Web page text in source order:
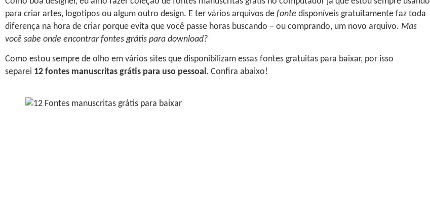
para criar artes, logotipos ou algum outro design. E ter vários arquivos de fonte disponíveis gratuitamente faz toda
diferença na hora de criar porque evita que você passe horas buscando – ou comprando, um novo arquivo. Mas
você sabe onde encontrar fontes grátis para download?
Como estou sempre de olho em vários sites que disponibilizam essas fontes gratuitas para baixar, por isso
separei 12 fontes manuscritas grátis para uso pessoal. Confira abaixo!